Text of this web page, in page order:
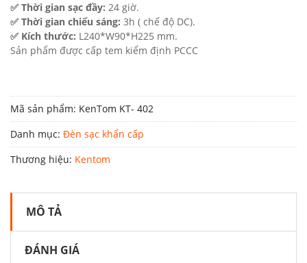
✅ Thời gian sạc đầy: 24 giờ.
✅ Thời gian chiếu sáng: 3h ( chế độ DC).
✅ Kích thước: L240*W90*H225 mm.
Sản phẩm được cấp tem kiểm định PCCC
Mã sản phẩm: KenTom KT- 402
Danh mục: Đèn sạc khẩn cấp
Thương hiệu: Kentom
MÔ TẢ
ĐÁNH GIÁ